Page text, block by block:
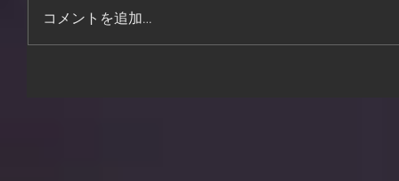
コメントを追加…